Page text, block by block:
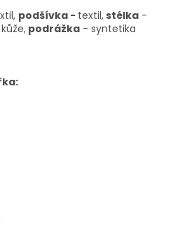
podšívka - textil,stélka -
podrážka - syntetika